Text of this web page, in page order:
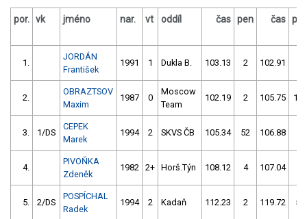
por. vk jméno nar. vt oddíl čas pen čas
1.
JORDÁN
František
1991 1 Dukla B. 103.13 2 102.91
2.
OBRAZTSOV
Maxim
1987 0
Moscow
Team
102.19 2 105.75 102
3. 1/DS
CEPEK
Marek
1994 2 SKVS ČB 105.34 52 106.88
4.
PIVOŇKA
Zdeněk
1982 2+ Horš.Týn 108.12 4 107.04
5. 2/DS
POSPÍCHAL
Radek
1994 2 Kadaň 112.23 2 119.72 50